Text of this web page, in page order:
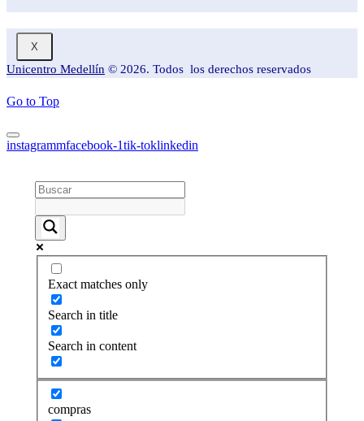
X
Unicentro Medellín © 2026. Todos los derechos reservados
Go to Top
instagrammfacebook-1tik-toklinkedin
Exact matches only
Search in title
Search in content
compras